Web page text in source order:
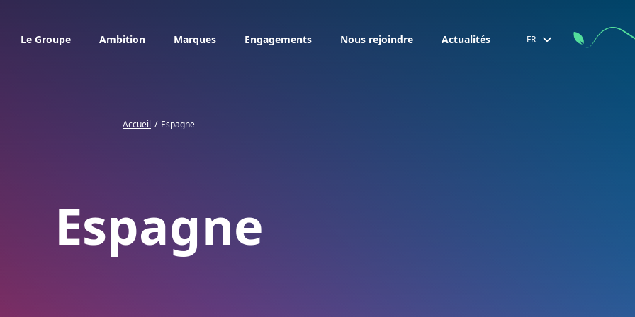
Le Groupe Ambition Marques Engagements Nous rejoindre Actualités FR
Accueil Espagne
Espagne